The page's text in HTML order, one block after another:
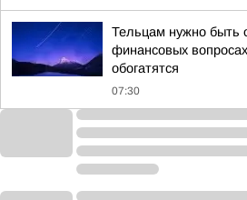
Тельцам нужно быть
финансовых
обогатятся
07:30